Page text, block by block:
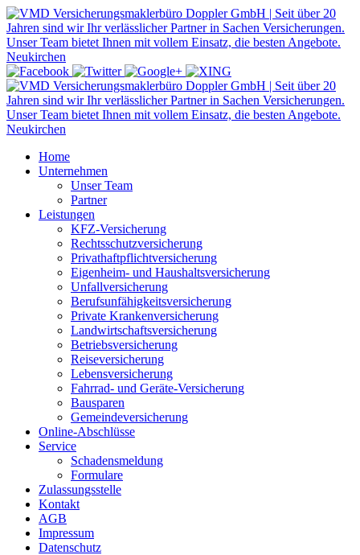
Home
Unternehmen
Unser Team
Partner
Leistungen
KFZ-Versicherung
Rechtsschutzversicherung
Privathaftpflichtversicherung
Eigenheim- und Haushaltsversicherung
Unfallversicherung
Berufsunfähigkeitsversicherung
Private Krankenversicherung
Landwirtschaftsversicherung
Betriebsversicherung
Reiseversicherung
Lebensversicherung
Fahrrad- und Geräte-Versicherung
Bausparen
Gemeindeversicherung
Online-Abschlüsse
Service
Schadensmeldung
Formulare
Zulassungsstelle
Kontakt
AGB
Impressum
Datenschutz